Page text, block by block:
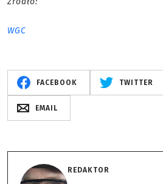
WGC
FACEBOOK TWITTER
EMAIL
REDAKTOR